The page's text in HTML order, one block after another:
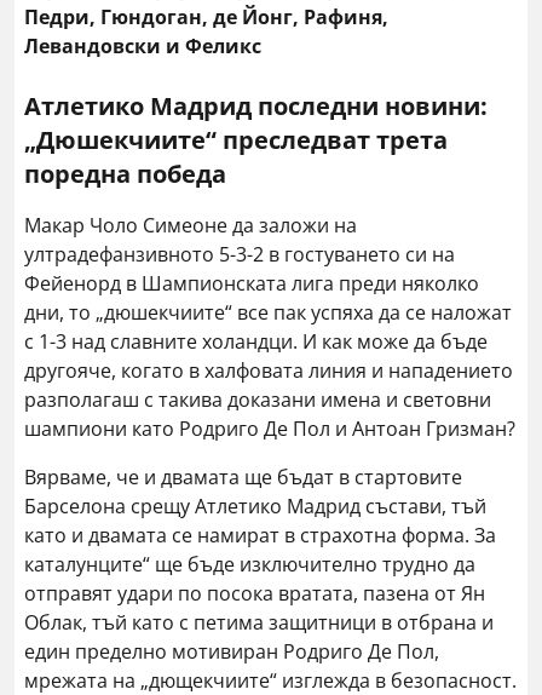
Педри, Гюндоган, де Йонг, Рафиня,
Левандовски и Феликс
Атлетико Мадрид последни новини:
„Дюшекчиите“ преследват трета
поредна победа
Макар Чоло Симеоне да заложи на
ултрадефанзивното 5-3-2 в гостуването си на
Фейенорд в Шампионската лига преди няколко
дни, то „дюшекчиите“ все пак успяха да се наложат
с 1-3 над славните холандци. И как може да бъде
другояче, когато в халфовата линия и нападението
разполагаш с такива доказани имена и световни
шампиони като Родриго Де Пол и Антоан Гризман?
Вярваме, че и двамата ще бъдат в стартовите
Барселона срещу Атлетико Мадрид състави, тъй
като и двамата се намират в страхотна форма. За
каталунците“ ще бъде изключително трудно да
отправят удари по посока вратата, пазена от Ян
Облак, тъй като с петима защитници в отбрана и
един пределно мотивиран Родриго Де Пол,
мрежата на „дющекчиите“ изглежда в безопасност.